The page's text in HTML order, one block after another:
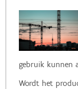
gebruik kunnen
Wordt het